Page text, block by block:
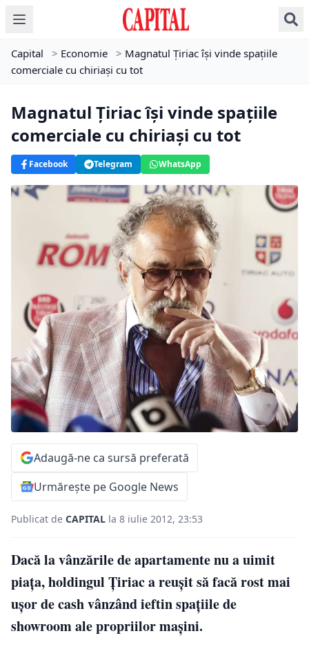
Capital > Economie > Magnatul Țiriac își vinde spațiile
comerciale cu chiriași cu tot
Magnatul Țiriac își vinde spațiile
comerciale cu chiriași cu tot
Facebook Telegram WhatsApp
Adaugă-ne ca sursă preferată
Urmărește pe Google News
Publicat de CAPITAL la 8 iulie 2012, 23:53
Dacă la vânzările de apartamente nu a uimit
piaţa, holdingul Țiriac a reuşit să facă rost mai
uşor de cash vânzând ieftin spațiile de
showroom ale propriilor mașini.